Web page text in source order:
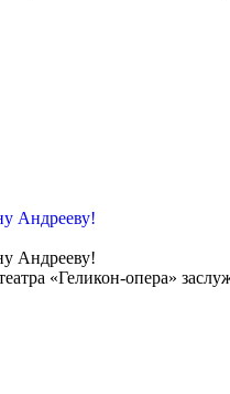
Андрееву!
Андрееву!
«Геликон-опера»